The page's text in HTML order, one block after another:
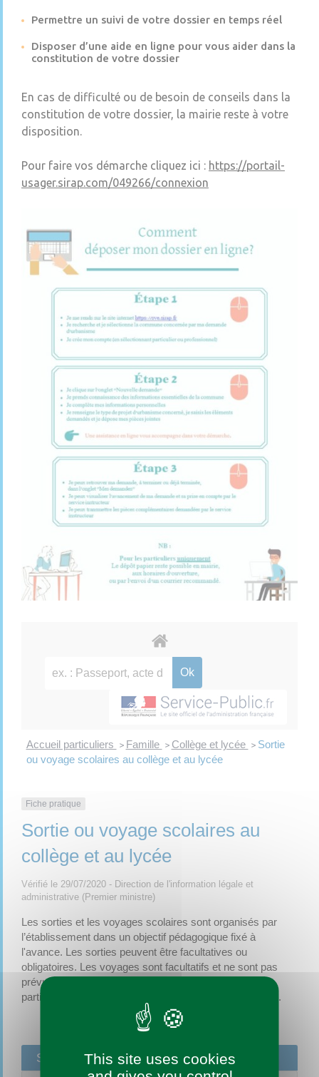
Permettre un suivi de votre dossier en temps réel
Disposer d’une aide en ligne pour vous aider dans la
constitution de votre dossier
En cas de difficulté ou de besoin de conseils dans la
constitution de votre dossier, la mairie reste à votre
disposition.
Pour faire vos démarche cliquez ici : https://portail-
usager.sirap.com/049266/connexion
Accueil particuliers > Famille > Collège et lycée > Sortie
ou voyage scolaires au collège et au lycée
Fiche pratique
Sortie ou voyage scolaires au
collège et au lycée
Vérifié le 29/07/2020 - Direction de l'information légale et
administrative (Premier ministre)
Les sorties et les voyages scolaires sont organisés par
l’établissement dans un objectif pédagogique fixé à
l'avance. Les sorties peuvent être facultatives ou
obligatoires. Les voyages sont facultatifs et ne sont pas
prévus dans l'emploi du temps de la classe. Une
participation financière des familles peut être demandée.
Sortie scolaireThis site uses cookies